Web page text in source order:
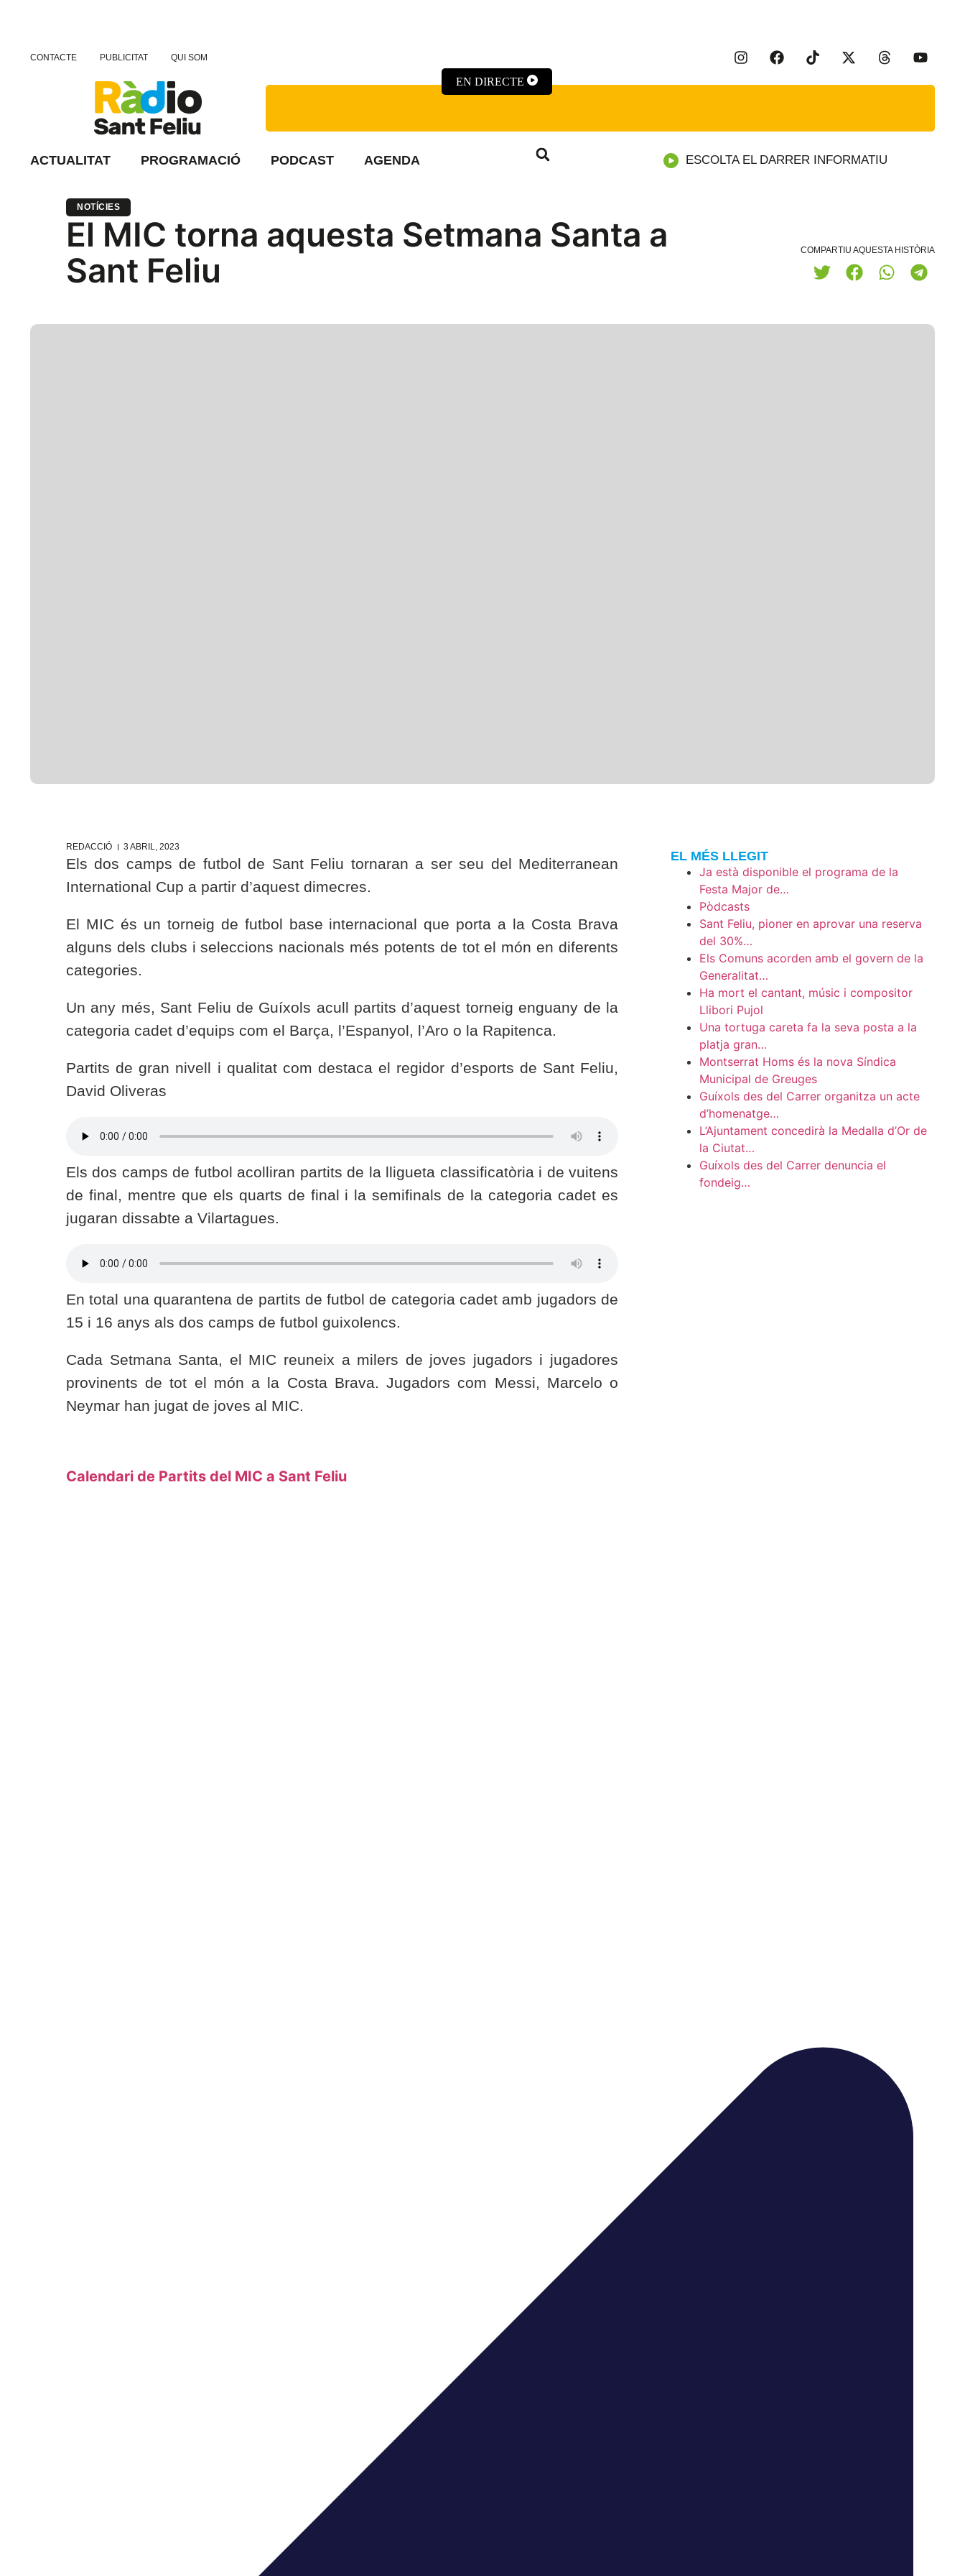
CONTACTE PUBLICITAT QUI SOM
EN DIRECTE
ACTUALITAT PROGRAMACIÓ PODCAST AGENDA ESCOLTA EL DARRER INFORMATIU
NOTÍCIES
El MIC torna aquesta Setmana Santa a
Sant Feliu
COMPARTIU AQUESTA HISTÒRIA
REDACCIÓ 3 ABRIL, 2023
Els dos camps de futbol de Sant Feliu tornaran a ser seu del Mediterranean
International Cup a partir d’aquest dimecres.
El MIC és un torneig de futbol base internacional que porta a la Costa Brava
alguns dels clubs i seleccions nacionals més potents de tot el món en diferents
categories.
Un any més, Sant Feliu de Guíxols acull partits d’aquest torneig enguany de la
categoria cadet d’equips com el Barça, l’Espanyol, l’Aro o la Rapitenca.
Partits de gran nivell i qualitat com destaca el regidor d’esports de Sant Feliu,
David Oliveras
Els dos camps de futbol acolliran partits de la lligueta classificatòria i de vuitens
de final, mentre que els quarts de final i la semifinals de la categoria cadet es
jugaran dissabte a Vilartagues.
En total una quarantena de partits de futbol de categoria cadet amb jugadors de
15 i 16 anys als dos camps de futbol guixolencs.
Cada Setmana Santa, el MIC reuneix a milers de joves jugadors i jugadores
provinents de tot el món a la Costa Brava. Jugadors com Messi, Marcelo o
Neymar han jugat de joves al MIC.
Calendari de Partits del MIC a Sant Feliu
EL MÉS LLEGIT
Ja està disponible el programa de la
Festa Major de…
Pòdcasts
Sant Feliu, pioner en aprovar una reserva
del 30%…
Els Comuns acorden amb el govern de la
Generalitat…
Ha mort el cantant, músic i compositor
Llibori Pujol
Una tortuga careta fa la seva posta a la
platja gran…
Montserrat Homs és la nova Síndica
Municipal de Greuges
Guíxols des del Carrer organitza un acte
d’homenatge…
L’Ajuntament concedirà la Medalla d’Or de
la Ciutat…
Guíxols des del Carrer denuncia el
fondeig…